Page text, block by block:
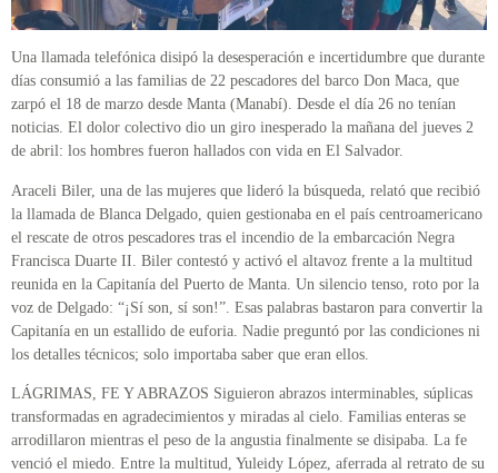
Una llamada telefónica disipó la desesperación e incertidumbre que durante
días consumió a las familias de 22 pescadores del barco Don Maca, que
zarpó el 18 de marzo desde Manta (Manabí). Desde el día 26 no tenían
noticias. El dolor colectivo dio un giro inesperado la mañana del jueves 2
de abril: los hombres fueron hallados con vida en El Salvador.
Araceli Biler, una de las mujeres que lideró la búsqueda, relató que recibió
la llamada de Blanca Delgado, quien gestionaba en el país centroamericano
el rescate de otros pescadores tras el incendio de la embarcación Negra
Francisca Duarte II. Biler contestó y activó el altavoz frente a la multitud
reunida en la Capitanía del Puerto de Manta. Un silencio tenso, roto por la
voz de Delgado: “¡Sí son, sí son!”. Esas palabras bastaron para convertir la
Capitanía en un estallido de euforia. Nadie preguntó por las condiciones ni
los detalles técnicos; solo importaba saber que eran ellos.
LÁGRIMAS, FE Y ABRAZOS Siguieron abrazos interminables, súplicas
transformadas en agradecimientos y miradas al cielo. Familias enteras se
arrodillaron mientras el peso de la angustia finalmente se disipaba. La fe
venció el miedo. Entre la multitud, Yuleidy López, aferrada al retrato de su